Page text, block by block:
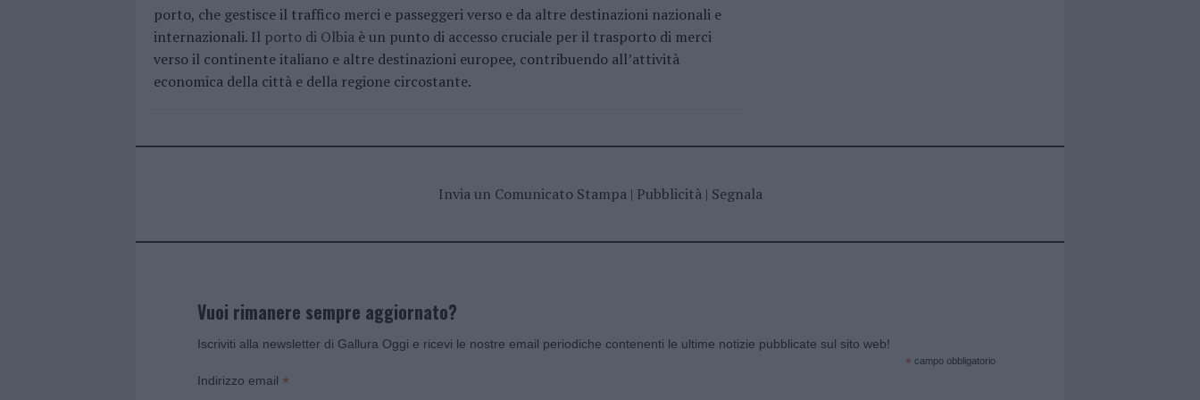
porto, che gestisce il traffico merci e passeggeri verso e da altre destinazioni nazionali e
internazionali. Il porto di Olbia è un punto di accesso cruciale per il trasporto di merci
verso il continente italiano e altre destinazioni europee, contribuendo all’attività
economica della città e della regione circostante.
Invia un Comunicato Stampa| Pubblicità| Segnala
Vuoi rimanere sempre aggiornato?
Iscriviti alla newsletter di Gallura Oggi e ricevi le nostre email periodiche contenenti le ultime notizie pubblicate sul sito web!
* campo obbligatorio
Indirizzo email *